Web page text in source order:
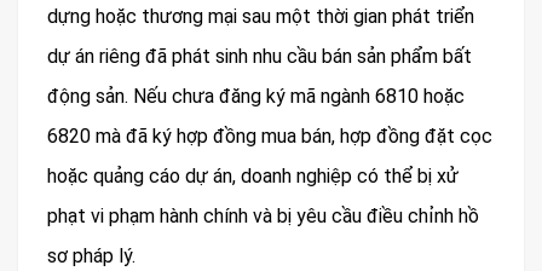
dựng hoặc thương mại sau một thời gian phát triển
dự án riêng đã phát sinh nhu cầu bán sản phẩm bất
động sản. Nếu chưa đăng ký mã ngành 6810 hoặc
6820 mà đã ký hợp đồng mua bán, hợp đồng đặt cọc
hoặc quảng cáo dự án, doanh nghiệp có thể bị xử
phạt vi phạm hành chính và bị yêu cầu điều chỉnh hồ
sơ pháp lý.